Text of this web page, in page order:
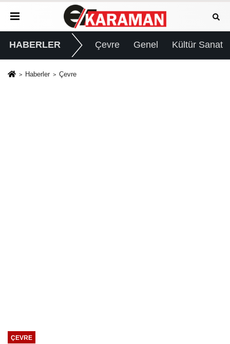
HABERLER Çevre Genel Kültür Sanat
Haberler Çevre
ÇEVRE